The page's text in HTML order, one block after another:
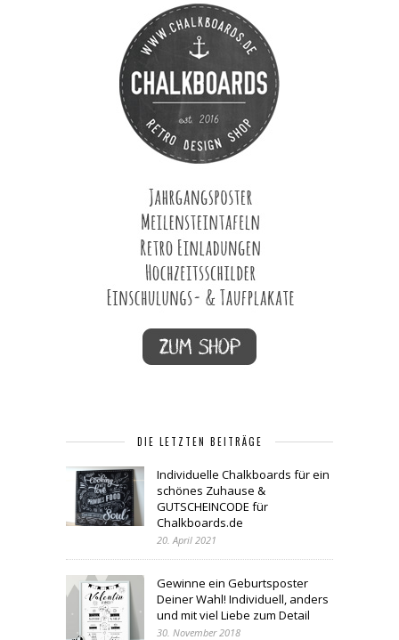
DIE LETZTEN BEITRÄGE
Individuelle Chalkboards für ein
schönes Zuhause &
GUTSCHEINCODE für
Chalkboards.de
20. April 2021
Gewinne ein Geburtsposter
Deiner Wahl! Individuell, anders
und mit viel Liebe zum Detail
30. November 2018